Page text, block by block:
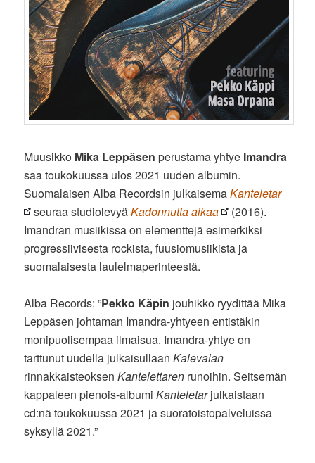
Muusikko Mika Leppäsen perustama yhtye Imandra
saa toukokuussa ulos 2021 uuden albumin.
Suomalaisen Alba Recordsin julkaisemaKanteletar
seuraa studiolevyäKadonnutta aikaa
(2016).
Imandran musiikissa on elementtejä esimerkiksi
progressiivisesta rockista, fuusiomusiikista ja
suomalaisesta laulelmaperinteestä.
Alba Records: ”Pekko Käpin jouhikko ryydittää Mika
Leppäsen johtaman Imandra-yhtyeen entistäkin
monipuolisempaa ilmaisua. Imandra-yhtye on
tarttunut uudella julkaisullaanKalevalan
rinnakkaisteoksenKantelettaren runoihin. Seitsemän
kappaleen pienois-albumiKanteletarjulkaistaan
cd:nä toukokuussa 2021 ja suoratoistopalveluissa
syksyllä 2021.”